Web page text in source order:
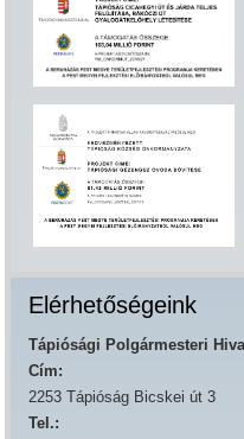
Elérhetőségeink
Tápiósági Polgármesteri
Cím:
2253 Tápióság Bicskei út 3
Tel.: